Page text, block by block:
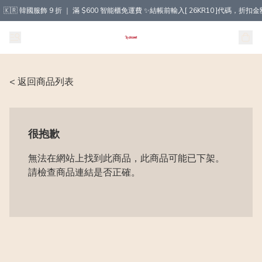
🇰🇷 韓國服飾 9 折 ｜ 滿 $600 智能櫃免運費 ✨結帳前輸入[ 26KR10 ]代碼，折扣金
< 返回商品列表
很抱歉
無法在網站上找到此商品，此商品可能已下架。
請檢查商品連結是否正確。